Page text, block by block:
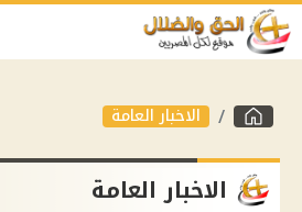
الاخبار العامة
الاخبار العامة